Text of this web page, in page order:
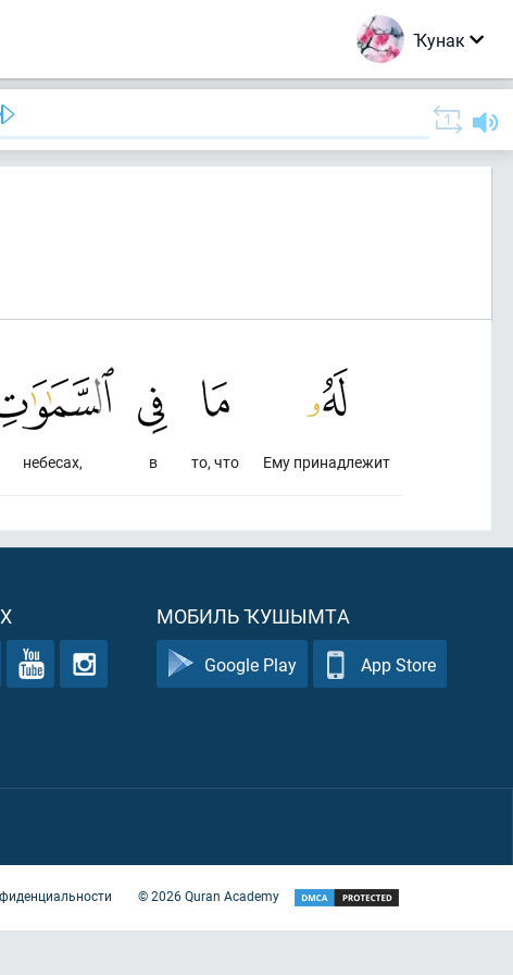
Ҡунак
Ему принадлежит
то, что
в
небесах,
МОБИЛЬ ҠУШЫМТА
Google Play App Store
©2026Quran Academy